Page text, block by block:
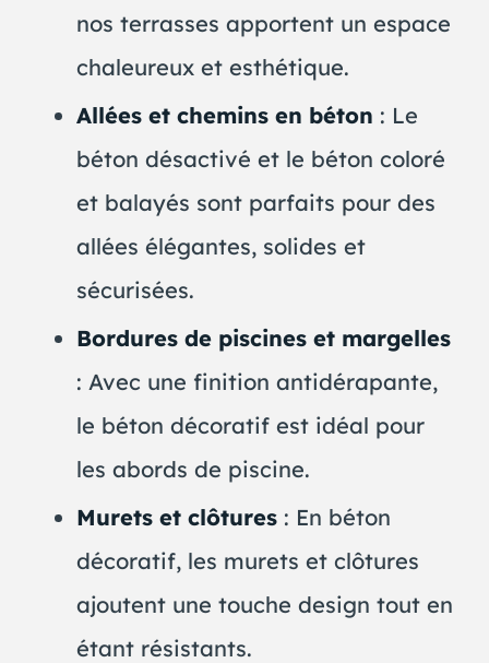
nos terrasses apportent un espace
chaleureux et esthétique.
Allées et chemins en béton : Le
béton désactivé et le béton coloré
et balayés sont parfaits pour des
allées élégantes, solides et
sécurisées.
Bordures de piscines et margelles
: Avec une finition antidérapante,
le béton décoratif est idéal pour
les abords de piscine.
Murets et clôtures: En béton
décoratif, les murets et clôtures
ajoutent une touche design tout en
étant résistants.